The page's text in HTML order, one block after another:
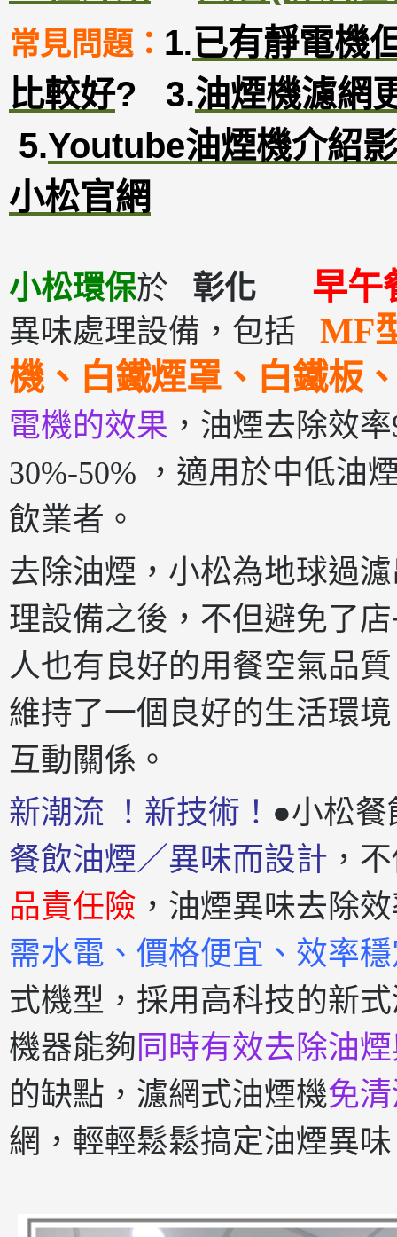
常見問題： 1.已有靜電機
比較好? 3.油煙機濾網
5.Youtube油煙機介紹
小松官網
小松環保於 彰化 早
異味處理設備，包括 MF
機、白鐵煙罩、白鐵板
電機的效果 ，油煙去除效
30%-50% ，適用於中低油
飲業者。
去除油煙，小松為地球過
理設備之後，不但避免了
人也有良好的用餐空氣品
維持了一個良好的生活環
互動關係。
新潮流 ！新技術！ ●小松餐
餐飲油煙／異味而設計 ，
品責任險 ，油煙異味去除
需水電、價格便宜、效率
式機型，採用高科技的新
機器能夠同時有效去除油
的缺點，濾網式油煙機免
網，輕輕鬆鬆搞定油煙異